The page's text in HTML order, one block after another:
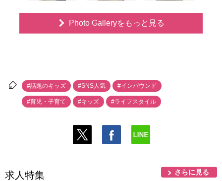
Photo Galleryをもっと見る
#話題のキッズ #SNS人気 #インバウンド
#育児・子育て #キッズ #ライフスタイル
求人特集 さらに見る